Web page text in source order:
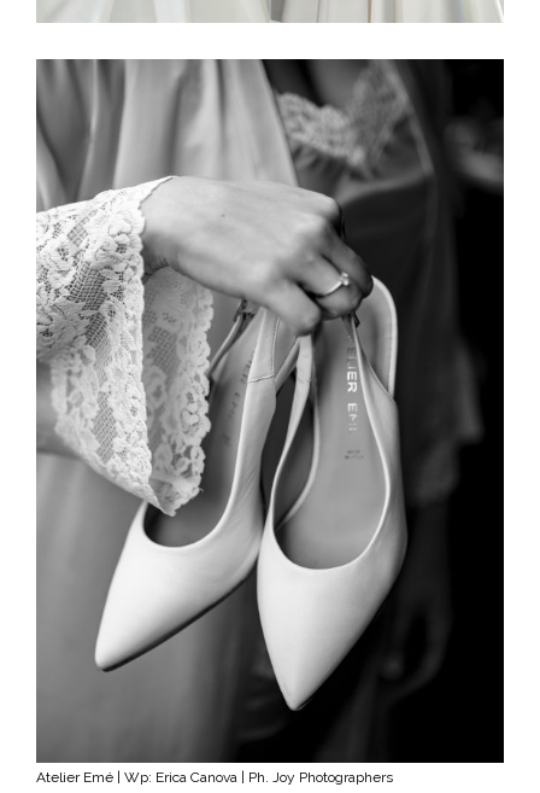
Atelier Emé | Wp: Erica Canova | Ph. Joy Photographers